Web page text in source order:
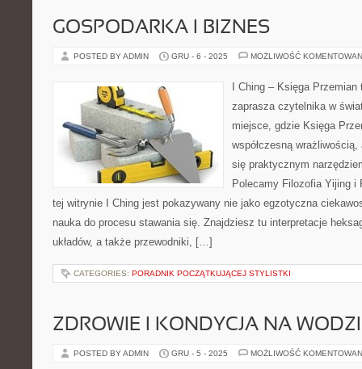
GOSPODARKA I BIZNES
POSTED BY ADMIN GRU - 6 - 2025 MOŻLIWOŚĆ
I Ching – Księga
zaprasza czytelnika w
miejsce, gdzie Księga
współczesną
się praktycznym
Polecamy Filozofia Yijing i
tej witrynie I Ching jest pokazywany nie jako egzotyczna
nauka do procesu stawania się. Znajdziesz tu interpretacje
układów, a także przewodniki, […]
CATEGORIES: PORADNIK POCZĄTKUJĄCEJ STYLISTKI
ZDROWIE I KONDYCJA NA
POSTED BY ADMIN GRU - 5 - 2025 MOŻLIWOŚĆ